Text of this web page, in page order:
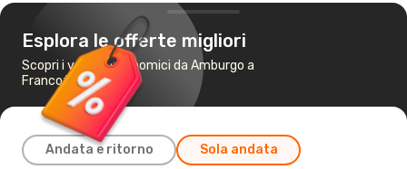
Esplora le offerte migliori
Scopri i voli più economici da Amburgo a
Francoforte
Andata e ritorno Sola andata